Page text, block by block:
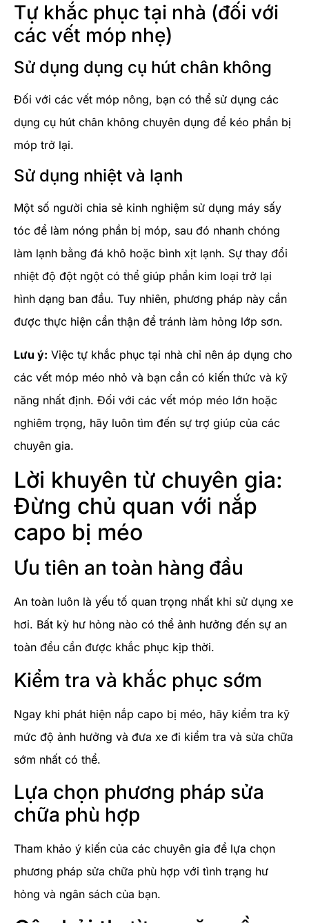
Tự khắc phục tại nhà (đối với
các vết móp nhẹ)
Sử dụng dụng cụ hút chân không
Đối với các vết móp nông, bạn có thể sử dụng các
dụng cụ hút chân không chuyên dụng để kéo phần bị
móp trở lại.
Sử dụng nhiệt và lạnh
Một số người chia sẻ kinh nghiệm sử dụng máy sấy
tóc để làm nóng phần bị móp, sau đó nhanh chóng
làm lạnh bằng đá khô hoặc bình xịt lạnh. Sự thay đổi
nhiệt độ đột ngột có thể giúp phần kim loại trở lại
hình dạng ban đầu. Tuy nhiên, phương pháp này cần
được thực hiện cẩn thận để tránh làm hỏng lớp sơn.
Lưu ý: Việc tự khắc phục tại nhà chỉ nên áp dụng cho
các vết móp méo nhỏ và bạn cần có kiến thức và kỹ
năng nhất định. Đối với các vết móp méo lớn hoặc
nghiêm trọng, hãy luôn tìm đến sự trợ giúp của các
chuyên gia.
Lời khuyên từ chuyên gia:
Đừng chủ quan với nắp
capo bị méo
Ưu tiên an toàn hàng đầu
An toàn luôn là yếu tố quan trọng nhất khi sử dụng xe
hơi. Bất kỳ hư hỏng nào có thể ảnh hưởng đến sự an
toàn đều cần được khắc phục kịp thời.
Kiểm tra và khắc phục sớm
Ngay khi phát hiện nắp capo bị méo, hãy kiểm tra kỹ
mức độ ảnh hưởng và đưa xe đi kiểm tra và sửa chữa
sớm nhất có thể.
Lựa chọn phương pháp sửa
chữa phù hợp
Tham khảo ý kiến của các chuyên gia để lựa chọn
phương pháp sửa chữa phù hợp với tình trạng hư
hỏng và ngân sách của bạn.